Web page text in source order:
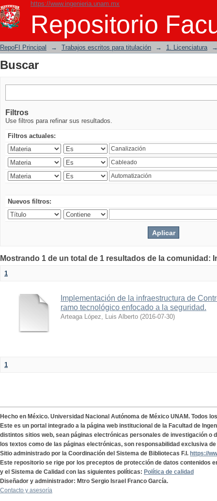
https://www.ingenieria.unam.mx
Repositorio
Buscar
RepoFI Principal → Trabajos escritos para titulación → 1. Licenciatura
Buscar
Filtros
Use filtros para refinar sus resultados.
Filtros actuales:
Nuevos filtros:
Mostrando 1 de un total de 1 resultados de la comunidad:
1
Implementación de la infraestructura de
ramo tecnológico enfocado a la seguridad.
Arteaga López, Luis Alberto (2016-07-30)
1
Hecho en México. Universidad Nacional Autónoma de México UNAM. Todos
Este es un portal integrado a la página web institucional de la Facultad de
distintos sitios web, sean páginas electrónicas personales de investigación o
los textos como de las páginas electrónicas, son responsabilidad exclusiva
Sitio administrado por la Coordinación del Sistema de Bibliotecas F.I. https://
Este repositorio se rige por los preceptos de protección de datos contenidos
y el Sistema de Calidad con las siguientes políticas: Política de calidad
Diseñador y administrador: Mtro Sergio Israel Franco García.
Contacto y asesoría